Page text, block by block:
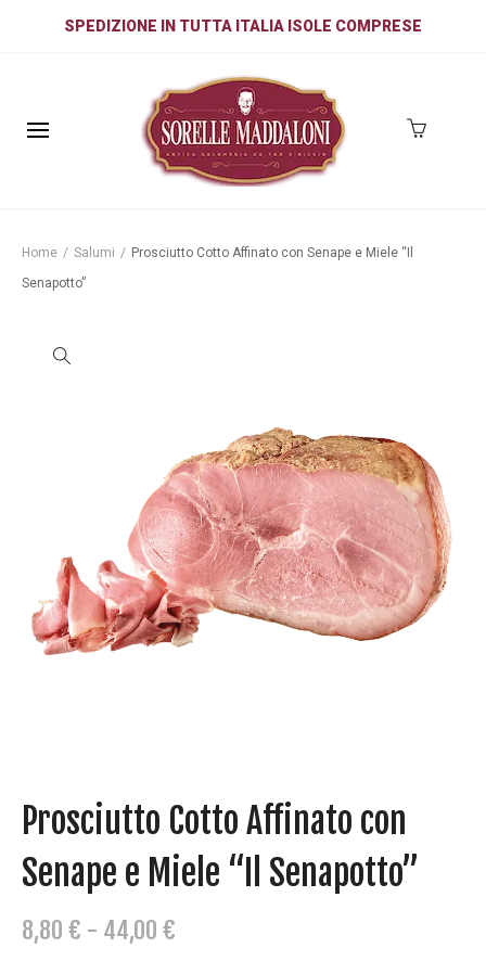
SPEDIZIONE IN TUTTA ITALIA ISOLE COMPRESE
Home / Salumi / Prosciutto Cotto Affinato con Senape e Miele “Il
Senapotto”
Prosciutto Cotto Affinato con
Senape e Miele “Il Senapotto”
8,80 € - 44,00 €